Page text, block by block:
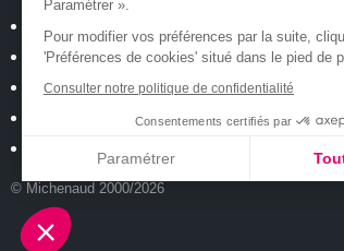
Paramétrer ».
Pour modifier vos préférences par la suite,
'Préférences de cookies' situé dans le pied de
Consulter notre politique de confidentialité
Consentements certifiés par
Paramétrer
Axeptio consent
Notre plateforme vous permet d'adapter et de gérer vos
Conditions générales de vente
Politique de confidentialité
Cookies : Vos préférences
© Michenaud 2000/2026